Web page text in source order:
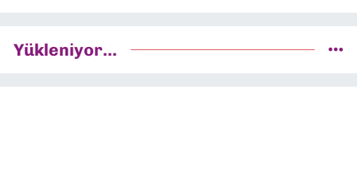
Yükleniyor...